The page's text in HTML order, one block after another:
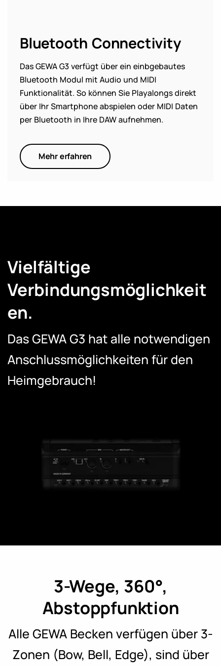
Bluetooth Connectivity
Das GEWA G3 verfügt über ein einbgebautes
Bluetooth Modul mit Audio und MIDI
Funktionalität. So können Sie Playalongs direkt
über Ihr Smartphone abspielen oder MIDI Daten
per Bluetooth in Ihre DAW aufnehmen.
Mehr erfahren
Vielfältige
Verbindungsmöglichkeit
en.
Das GEWA G3 hat alle notwendigen
Anschlussmöglichkeiten für den
Heimgebrauch!
3-Wege, 360°,
Abstoppfunktion
Alle GEWA Becken verfügen über 3-
Zonen (Bow, Bell, Edge), sind über